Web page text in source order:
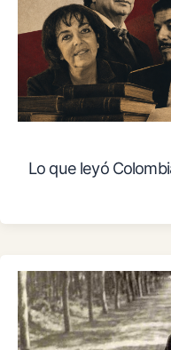
Lo que leyó